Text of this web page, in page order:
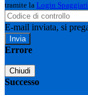
tramite la Login Spaggiari
E-mail inviata, si
Errore
Chiudi
Successo